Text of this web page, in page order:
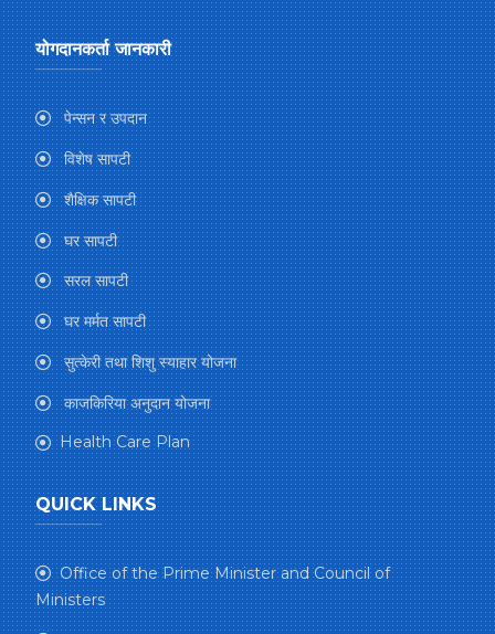
योगदानकर्ता जानकारी
पेन्सन र उपदान
विशेष सापटी
शैक्षिक सापटी
घर सापटी
सरल सापटी
घर मर्मत सापटी
सुत्केरी तथा शिशु स्याहार योजना
काजकिरिया अनुदान योजना
Health Care Plan
QUICK LINKS
Office of the Prime Minister and Council of
Ministers